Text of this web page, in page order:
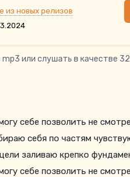
из новых релизов
mp3 или слушать в качестве
себе позволить не
себя по частям
заливаю крепко
себе позволить не